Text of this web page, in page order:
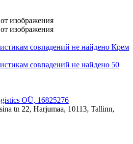
изображения
изображения
совпадений не найдено Крем
совпадений не найдено 50
OÜ, 16825276
tn 22, Harjumaa, 10113, Tallinn,